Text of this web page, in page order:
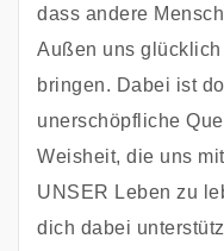
dass andere
Außen uns
bringen. Dabei ist
unerschöpfliche
Weisheit, die uns
UNSER Leben zu
dich dabei